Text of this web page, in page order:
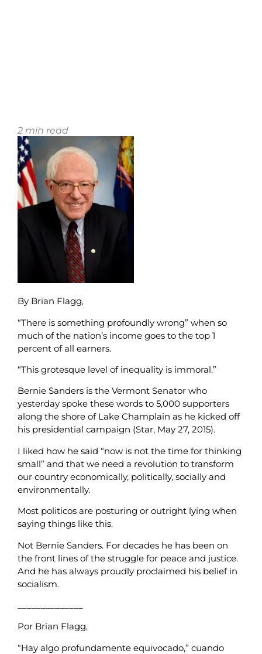
2 min read
By Brian Flagg,
“There is something profoundly wrong” when so
much of the nation’s income goes to the top 1
percent of all earners.
“This grotesque level of inequality is immoral.”
Bernie Sanders is the Vermont Senator who
yesterday spoke these words to 5,000 supporters
along the shore of Lake Champlain as he kicked off
his presidential campaign (Star, May 27, 2015).
I liked how he said “now is not the time for thinking
small” and that we need a revolution to transform
our country economically, politically, socially and
environmentally.
Most politicos are posturing or outright lying when
saying things like this.
Not Bernie Sanders. For decades he has been on
the front lines of the struggle for peace and justice.
And he has always proudly proclaimed his belief in
socialism.
Por Brian Flagg,
“Hay algo profundamente equivocado,” cuando